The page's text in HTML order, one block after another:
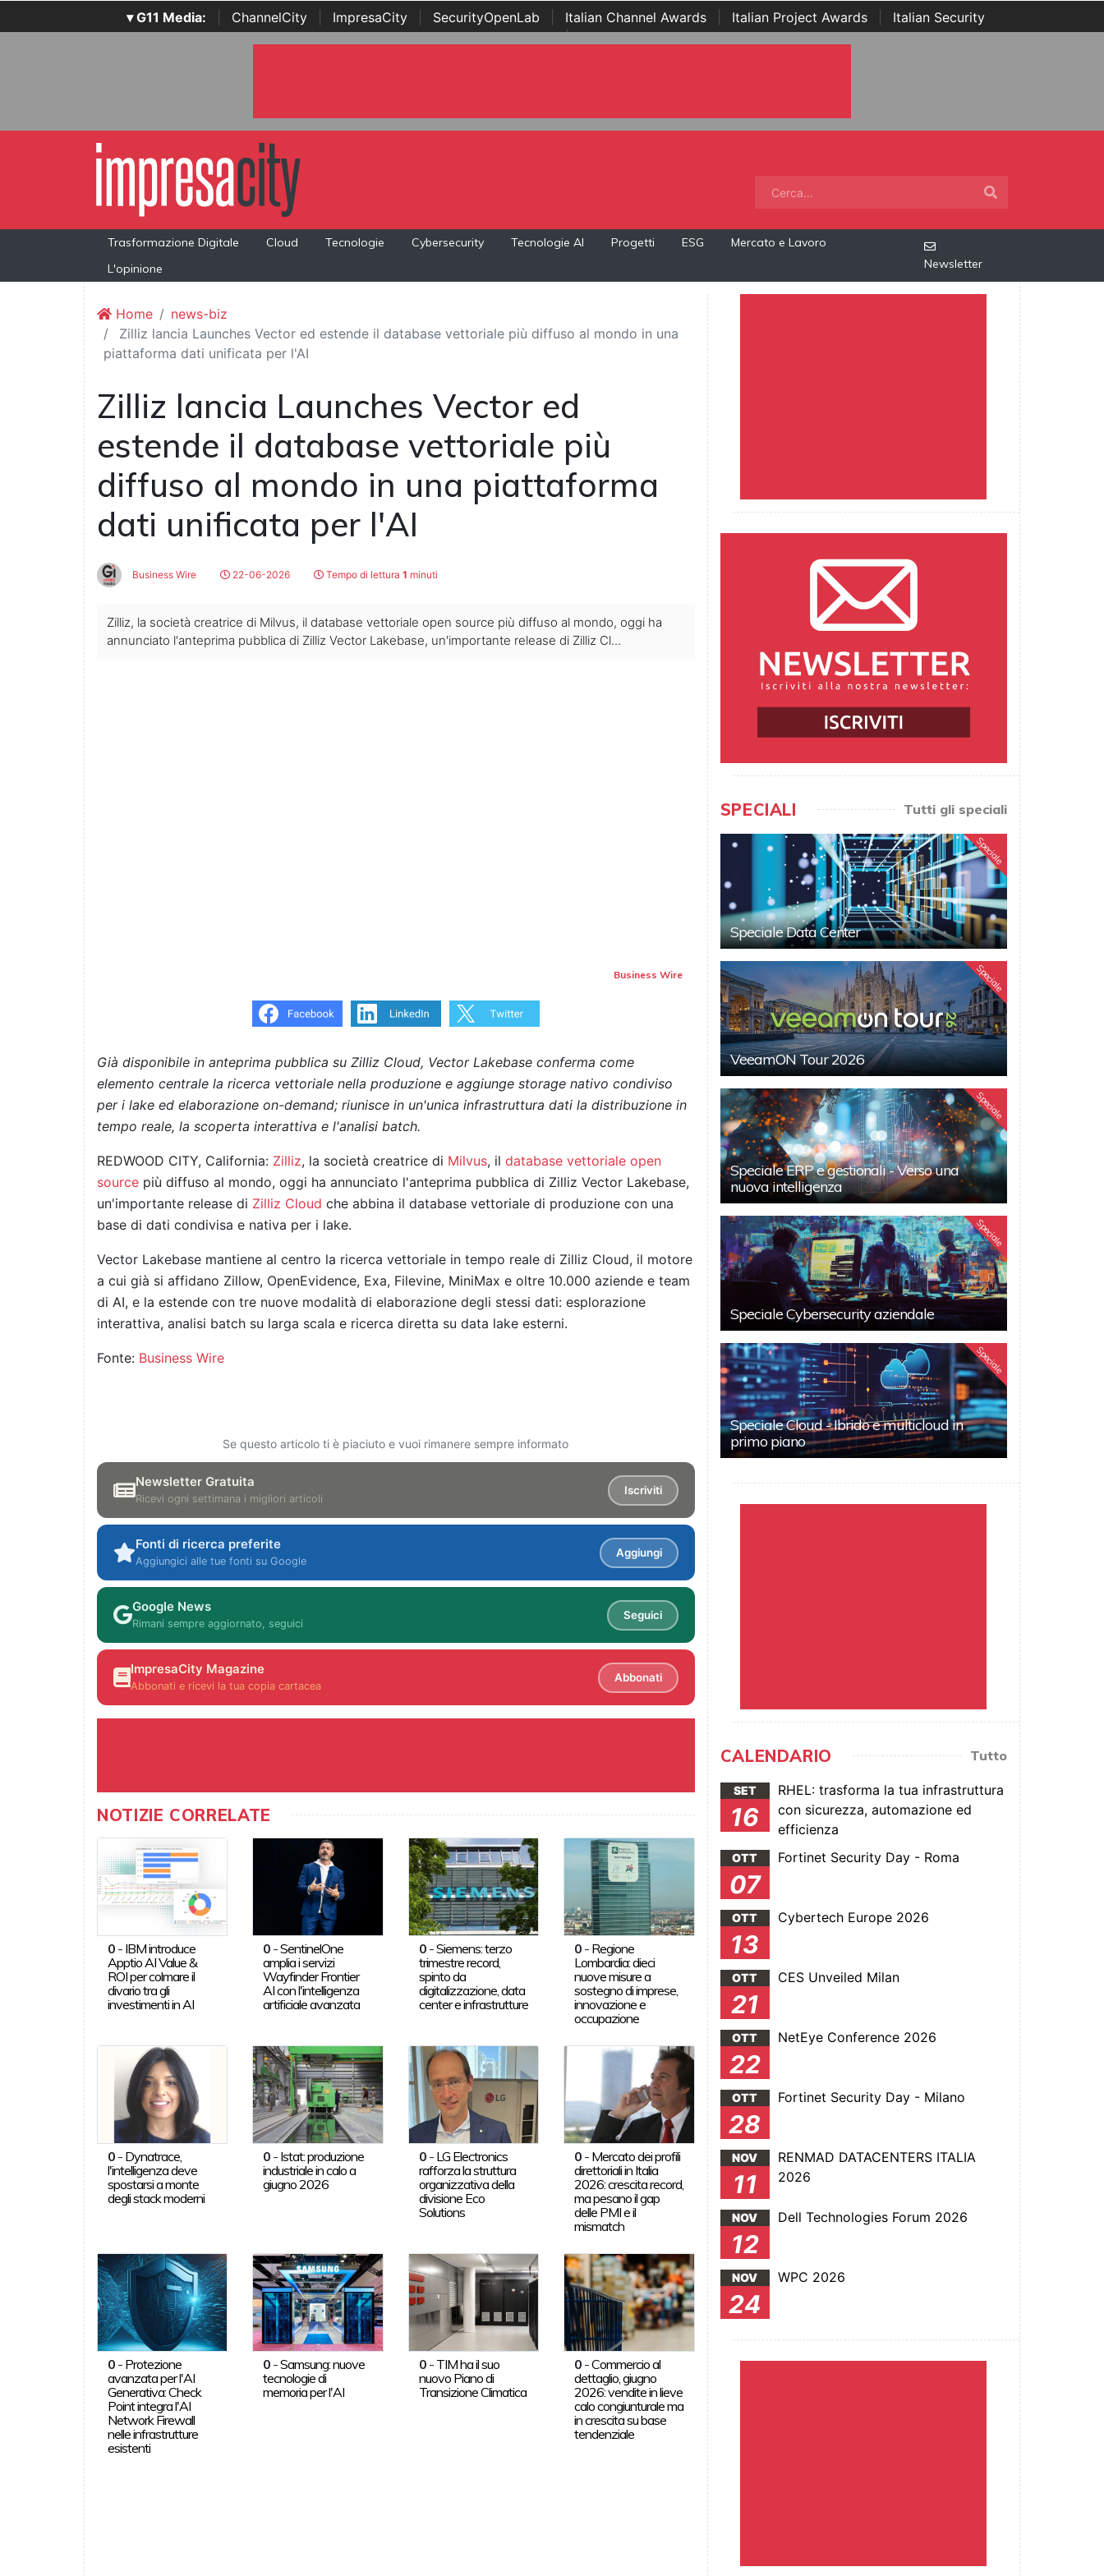
▾ G11 Media: ChannelCity ImpresaCity SecurityOpenLab Italian Channel Awards Italian Project Awards
Italian Security
Awards | ...
Trasformazione Digitale Cloud Tecnologie Cybersecurity Tecnologie AI Progetti ESG
Mercato e Lavoro
L'opinione
Newsletter
Home
news-biz
Zilliz lancia Launches Vector ed estende il database vettoriale più diffuso al mondo in una
piattaforma dati unificata per l'AI
Zilliz lancia Launches Vector ed
estende il database vettoriale più
diffuso al mondo in una piattaforma
dati unificata per l'AI
Business Wire 22-06-2026 Tempo di lettura 1 minuti
Zilliz, la società creatrice di Milvus, il database vettoriale open source più diffuso al mondo, oggi ha
annunciato l'anteprima pubblica di Zilliz Vector Lakebase, un'importante release di Zilliz Cl...
Business Wire
Già disponibile in anteprima pubblica su Zilliz Cloud, Vector Lakebase conferma come
elemento centrale la ricerca vettoriale nella produzione e aggiunge storage nativo condiviso
per i lake ed elaborazione on-demand; riunisce in un'unica infrastruttura dati la distribuzione in
tempo reale, la scoperta interattiva e l'analisi batch.
REDWOOD CITY, California: Zilliz, la società creatrice di Milvus, il database vettoriale open
source più diffuso al mondo, oggi ha annunciato l'anteprima pubblica di Zilliz Vector Lakebase,
un'importante release di Zilliz Cloud che abbina il database vettoriale di produzione con una
base di dati condivisa e nativa per i lake.
Vector Lakebase mantiene al centro la ricerca vettoriale in tempo reale di Zilliz Cloud, il motore
a cui già si affidano Zillow, OpenEvidence, Exa, Filevine, MiniMax e oltre 10.000 aziende e team
di AI, e la estende con tre nuove modalità di elaborazione degli stessi dati: esplorazione
interattiva, analisi batch su larga scala e ricerca diretta su data lake esterni.
Fonte: Business Wire
Se questo articolo ti è piaciuto e vuoi rimanere sempre informato
Newsletter Gratuita
Ricevi ogni settimana i migliori articoli
Iscriviti
Fonti di ricerca preferite
Aggiungici alle tue fonti su Google
Aggiungi
Google News
Rimani sempre aggiornato, seguici
Seguici
ImpresaCity Magazine
Abbonati e ricevi la tua copia cartacea
Abbonati
NOTIZIE CORRELATE
0- IBM introduce
Apptio AI Value &
ROI per colmare il
divario tra gli
investimenti in AI
0 -SentinelOne
amplia i servizi
Wayfinder Frontier
AI con l'intelligenza
artificiale avanzata
0-Siemens: terzo
trimestre record,
spinto da
digitalizzazione, data
center e infrastrutture
0 - Regione
Lombardia: dieci
nuove misure a
sostegno di imprese,
innovazione e
occupazione
0- Dynatrace,
l'intelligenza deve
spostarsi a monte
degli stack moderni
0 - Istat: produzione
industriale in calo a
giugno 2026
0- LG Electronics
rafforza la struttura
organizzativa della
divisione Eco
Solutions
0 - Mercato dei profili
direttoriali in Italia
2026: crescita record,
ma pesano il gap
delle PMI e il
mismatch
0- Protezione
avanzata per l'AI
Generativa: Check
Point integra l'AI
Network Firewall
nelle infrastrutture
esistenti
0 -Samsung: nuove
tecnologie di
memoria per l'AI
0- TIM ha il suo
nuovo Piano di
Transizione Climatica
0 -Commercio al
dettaglio, giugno
2026: vendite in lieve
calo congiunturale ma
in crescita su base
tendenziale
SPECIALI Tutti gli speciali
Speciale
Speciale Data Center
Speciale
VeeamON Tour 2026
Speciale
Speciale ERP e gestionali - Verso una
nuova intelligenza
Speciale
Speciale Cybersecurity aziendale
Speciale
Speciale Cloud - Ibrido e multicloud in
primo piano
CALENDARIO Tutto
SET
16
RHEL: trasforma la tua infrastruttura
con sicurezza, automazione ed
efficienza
OTT
07
Fortinet Security Day - Roma
OTT
13
Cybertech Europe 2026
OTT
21
CES Unveiled Milan
OTT
22
NetEye Conference 2026
OTT
28
Fortinet Security Day - Milano
NOV
11
RENMAD DATACENTERS ITALIA
2026
NOV
12
Dell Technologies Forum 2026
NOV
24
WPC 2026